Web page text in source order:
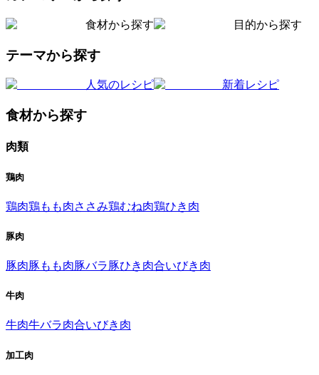
食材から探す 目的から探す
テーマから探す
人気のレシピ 新着レシピ
食材から探す
肉類
鶏肉
鶏肉鶏もも肉ささみ鶏むね肉鶏ひき肉
豚肉
豚肉豚もも肉豚バラ豚ひき肉合いびき肉
牛肉
牛肉牛バラ肉合いびき肉
加工肉